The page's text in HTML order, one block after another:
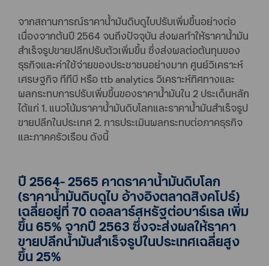
จากสถานการณ์ราคาน้ำมันดิบดูไบปรับเพิ่มขึ้นอย่างต่อ
เนื่องจากต้นปี 2564 จนถึงปัจจุบัน ส่งผลทำให้ราคาน้ำมัน
สำเร็จรูปขายปลีกปรับตัวเพิ่มขึ้น ซึ่งส่งผลต่อต้นทุนของ
ธุรกิจและค่าใช้จ่ายของประชาชนอย่างมาก ศูนย์วิเคราะห์
เศรษฐกิจ ทีทีบี หรือ ttb analytics วิเคราะห์ทิศทางและ
ผลกระทบการปรับเพิ่มขึ้นของราคาน้ำมันใน 2 ประเด็นหลัก
ได้แก่ 1. แนวโน้มราคาน้ำมันดิบโลกและราคาน้ำมันสำเร็จรูป
ขายปลีกในประเทศ 2. การประเมินผลกระทบต่อภาคธุรกิจ
และภาคครัวเรือน ดังนี้
ปี 2564- 2565 คาดราคาน้ำมันดิบโลก
(ราคาน้ำมันดิบดูไบ อ้างอิงตลาดสิงคโปร์)
เฉลี่ยอยู่ที่ 70 ดอลลาร์สหรัฐต่อบาร์เรล เพิ่ม
ขึ้น 65% จากปี 2563 ซึ่งจะส่งผลให้ราคา
ขายปลีกน้ำมันสำเร็จรูปในประเทศเฉลี่ยสูง
ขึ้น 25%